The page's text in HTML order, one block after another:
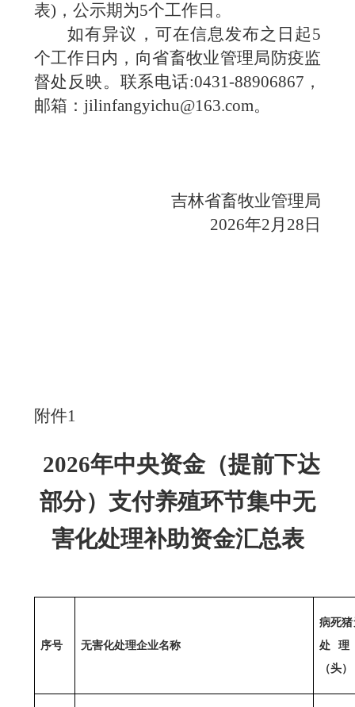
表)，公示期为5个工作日。
如有异议，可在信息发布之日起5
个工作日内，向省畜牧业管理局防疫监
督处反映。联系电话:0431-88906867，
邮箱：jilinfangyichu@163.com。
吉林省畜牧业管理局
2026年2月28日
附件1
2026年中央资金（提前下达
部分）支付养殖环节集中无
害化处理补助资金汇总表
序号 无害化处理企业名称
病死
处
（头）